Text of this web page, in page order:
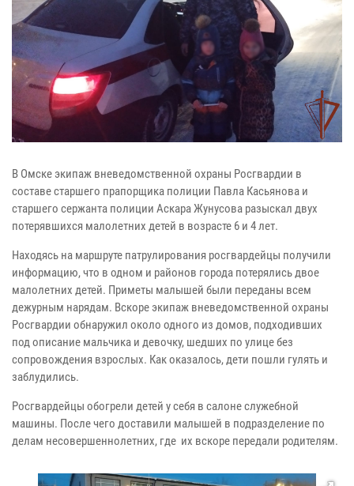
В Омске экипаж вневедомственной охраны Росгвардии в
составе старшего прапорщика полиции Павла Касьянова и
старшего сержанта полиции Аскара Жунусова разыскал двух
потерявшихся малолетних детей в возрасте 6 и 4 лет.
Находясь на маршруте патрулирования росгвардейцы получили
информацию, что в одном и районов города потерялись двое
малолетних детей. Приметы малышей были переданы всем
дежурным нарядам. Вскоре экипаж вневедомственной охраны
Росгвардии обнаружил около одного из домов, подходивших
под описание мальчика и девочку, шедших по улице без
сопровождения взрослых. Как оказалось, дети пошли гулять и
заблудились.
Росгвардейцы обогрели детей у себя в салоне служебной
машины. После чего доставили малышей в подразделение по
делам несовершеннолетних, где их вскоре передали родителям.